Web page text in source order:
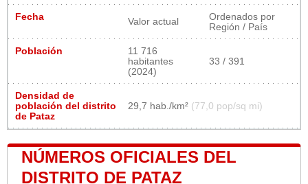
Fecha Valor actual
Ordenados por
Región / País
Población
11 716
habitantes
(2024)
33 / 391
Densidad de
población del distrito
de Pataz
29,7 hab./km² (77,0 pop/sq mi)
NÚMEROS OFICIALES DEL
DISTRITO DE PATAZ